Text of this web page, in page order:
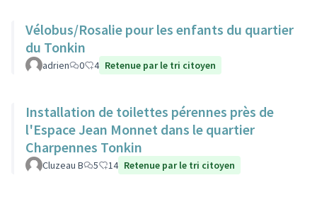
Vélobus/Rosalie pour les enfants du quartier
du Tonkin
adrien 0 4 Retenue par le tri citoyen
Installation de toilettes pérennes près de
l'Espace Jean Monnet dans le quartier
Charpennes Tonkin
Cluzeau B 5 14 Retenue par le tri citoyen